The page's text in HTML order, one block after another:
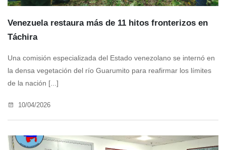
Venezuela restaura más de 11 hitos fronterizos en
Táchira
Una comisión especializada del Estado venezolano se internó en
la densa vegetación del río Guarumito para reafirmar los límites
de la nación [...]
10/04/2026